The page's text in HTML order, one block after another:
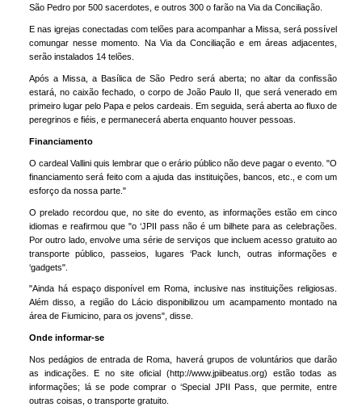
São Pedro por 500 sacerdotes, e outros 300 o farão na Via da Conciliação.
E nas igrejas conectadas com telões para acompanhar a Missa, será possível
comungar nesse momento. Na Via da Conciliação e em áreas adjacentes,
serão instalados 14 telões.
Após a Missa, a Basílica de São Pedro será aberta; no altar da confissão
estará, no caixão fechado, o corpo de João Paulo II, que será venerado em
primeiro lugar pelo Papa e pelos cardeais. Em seguida, será aberta ao fluxo de
peregrinos e fiéis, e permanecerá aberta enquanto houver pessoas.
Financiamento
O cardeal Vallini quis lembrar que o erário público não deve pagar o evento. "O
financiamento será feito com a ajuda das instituições, bancos, etc., e com um
esforço da nossa parte."
O prelado recordou que, no site do evento, as informações estão em cinco
idiomas e reafirmou que "o ‘JPII pass não é um bilhete para as celebrações.
Por outro lado, envolve uma série de serviços que incluem acesso gratuito ao
transporte público, passeios, lugares ‘Pack lunch, outras informações e
‘gadgets".
"Ainda há espaço disponível em Roma, inclusive nas instituições religiosas.
Além disso, a região do Lácio disponibilizou um acampamento montado na
área de Fiumicino, para os jovens", disse.
Onde informar-se
Nos pedágios de entrada de Roma, haverá grupos de voluntários que darão
as indicações. E no site oficial (http://www.jpiibeatus.org) estão todas as
informações; lá se pode comprar o ‘Special JPII Pass, que permite, entre
outras coisas, o transporte gratuito.